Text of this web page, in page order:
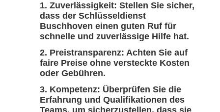
Zuverlässigkeit: Stellen Sie sicher,
dass der Schlüsseldienst
Buschhoven einen guten Ruf für
schnelle und zuverlässige Hilfe hat.
Preistransparenz: Achten Sie auf
faire Preise ohne versteckte Kosten
oder Gebühren.
Kompetenz: Überprüfen Sie die
Erfahrung und Qualifikationen des